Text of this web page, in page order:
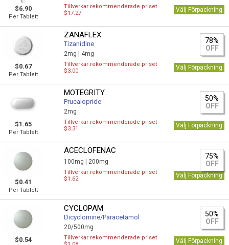
$6.90
Per Tablett
Tillverkar rekommenderade priset
$17.27
Välj Förpackning
$0.67
Per Tablett
ZANAFLEX
Tizanidine
2mg | 4mg
78%
OFF
Tillverkar rekommenderade priset
$3.00
Välj Förpackning
$1.65
Per Tablett
MOTEGRITY
Prucalopride
2mg
50%
OFF
Tillverkar rekommenderade priset
$3.31
Välj Förpackning
$0.41
Per Tablett
ACECLOFENAC
100mg | 200mg
75%
OFF
Tillverkar rekommenderade priset
$1.62
Välj Förpackning
$0.54
CYCLOPAM
Dicyclomine/Paracetamol
20/500mg
50%
OFF
Tillverkar rekommenderade priset
Välj Förpackning